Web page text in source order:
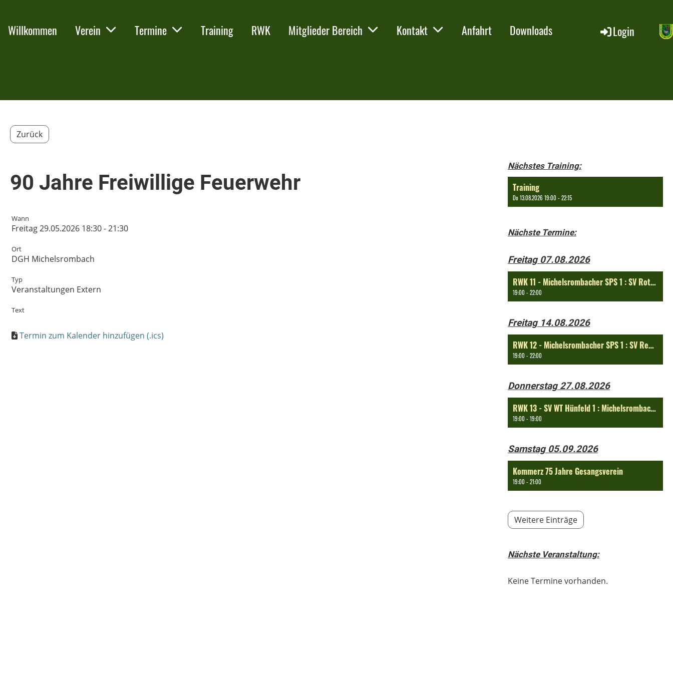
Willkommen Verein Termine Training RWK Mitglieder Bereich Kontakt Anfahrt Downloads Login
Zurück
90 Jahre Freiwillige Feuerwehr
Wann
Freitag 29.05.2026 18:30 - 21:30
Ort
DGH Michelsrombach
Typ
Veranstaltungen Extern
Text
Termin zum Kalender hinzufügen (.ics)
Nächstes Training:
Training
Do 13.08.2026 19:00 - 22:15
Nächste Termine:
Freitag 07.08.2026
RWK 11 - Michelsrombacher SPS 1 : SV Rothenkirchen 1
19:00 - 22:00
Freitag 14.08.2026
RWK 12 - Michelsrombacher SPS 1 : SV Rengersfeld 1
19:00 - 22:00
Donnerstag 27.08.2026
RWK 13 - SV WT Hünfeld 1 : Michelsrombacher SPS 1
19:00 - 19:00
Samstag 05.09.2026
Kommerz 75 Jahre Gesangsverein
19:00 - 21:00
Weitere Einträge
Nächste Veranstaltung:
Keine Termine vorhanden.